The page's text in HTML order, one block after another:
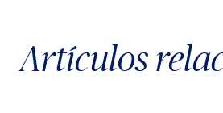
Artículos